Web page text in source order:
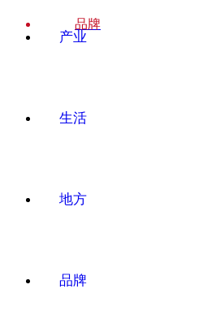
产业
生活
地方
品牌
品牌